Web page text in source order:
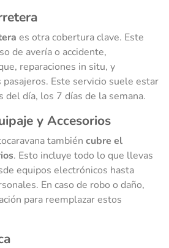
es otra cobertura clave. Este
de avería o accidente,
reparaciones in situ, y
Este servicio suele estar
día, los 7 días de la semana.
y Accesorios
también cubre el
. Esto incluye todo lo que llevas
equipos electrónicos hasta
En caso de robo o daño,
para reemplazar estos